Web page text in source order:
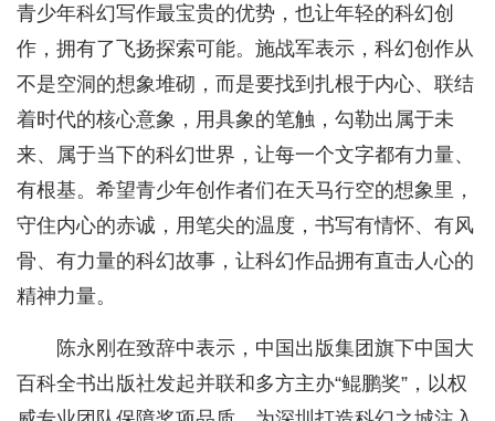
青少年科幻写作最宝贵的优势，也让年轻的科幻创
作，拥有了飞扬探索可能。施战军表示，科幻创作从
不是空洞的想象堆砌，而是要找到扎根于内心、联结
着时代的核心意象，用具象的笔触，勾勒出属于未
来、属于当下的科幻世界，让每一个文字都有力量、
有根基。希望青少年创作者们在天马行空的想象里，
守住内心的赤诚，用笔尖的温度，书写有情怀、有风
骨、有力量的科幻故事，让科幻作品拥有直击人心的
精神力量。
陈永刚在致辞中表示，中国出版集团旗下中国大
百科全书出版社发起并联和多方主办“鲲鹏奖”，以权